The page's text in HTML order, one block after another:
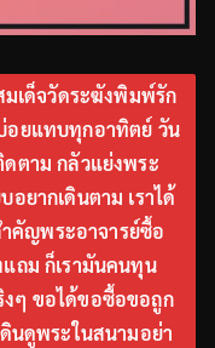
มเด็จวัดระฆังพิมพ์รัก
อยแทบทุกอาทิตย์ วัน
ดตาม กลัวแย่งพระ
อยากเดินตาม เราได้
คัญพระอาจารย์ซื้อ
แถม ก็เรามันคนทุน
งๆ ขอได้ขอซื้อขอถูก
ดินดูพระในสนามอย่า